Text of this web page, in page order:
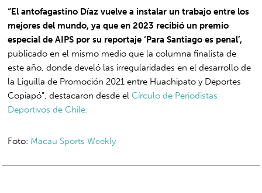
“El antofagastino Díaz vuelve a instalar un trabajo entre los
mejores del mundo, ya que en 2023 recibió un premio
especial de AIPS por su reportaje ‘Para Santiago es penal’,
publicado en el mismo medio que la columna finalista de
este año, donde develó las irregularidades en el desarrollo de
la Liguilla de Promoción 2021 entre Huachipato y Deportes
Copiapó”, destacaron desde elCírculo de Periodistas
Deportivos de Chile.
Foto: Macau Sports Weekly